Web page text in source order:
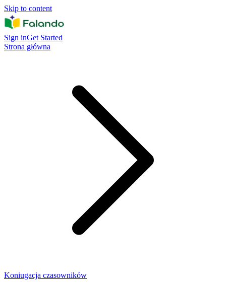
Skip to content
Sign inGet Started
Strona główna
Koniugacja czasowników